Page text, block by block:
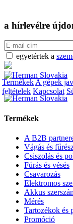
a hírlevélre
egyetértek a
TermékekA gépek
feltételek Kapcsolat
Termékek
A B2B
Vágás és
Csiszolás és
Fúrás és vésés
Csavarozás
Elektromos
Akkus
Mérés
Tartozékok és
Promóció